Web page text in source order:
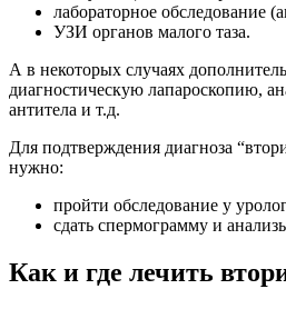
лабораторное обследование
УЗИ органов малого таза.
А в некоторых случаях
диагностическую лапароскопию,
антитела и т.д.
Для подтверждения диагноза
нужно:
пройти обследование у
сдать спермограмму и
Как и где лечить